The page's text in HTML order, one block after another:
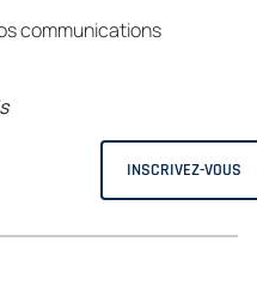
communications